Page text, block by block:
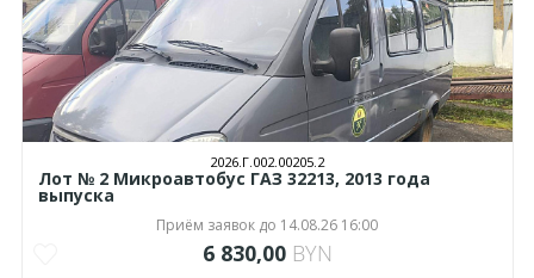
2026.Г.002.00205.2
Лот № 2 Микроавтобус ГАЗ 32213, 2013 года
выпуска
Приём заявок до 14.08.26 16:00
6 830,00 BYN